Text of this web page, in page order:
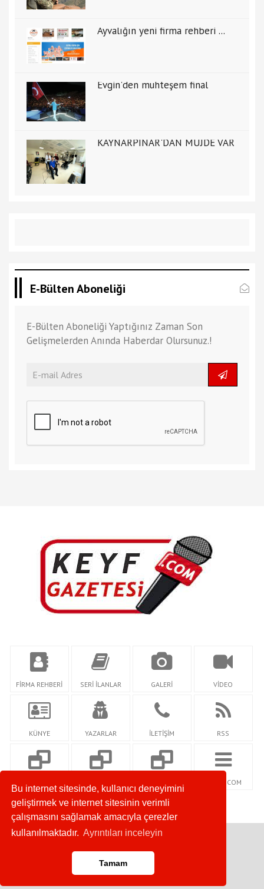
Bu internet sitesinde, kullanıcı deneyimini
geliştirmek ve internet sitesinin verimli
çalışmasını sağlamak amacıyla çerezler
kullanılmaktadır. Ayrıntıları inceleyin
Tamam
Ayvalığın yeni firma rehberi ...
Evgin'den muhteşem final
KAYNARPINAR'DAN MÜJDE VAR
E-Bülten Aboneliği
E-Bülten Aboneliği Yaptığınız Zaman Son
Gelişmelerden Anında Haberdar Olursunuz.!
FİRMA REHBERİ SERİ İLANLAR GALERİ VİDEO
KÜNYE YAZARLAR İLETİŞİM RSS
OM
NETİDİ.COM
Anasayfa
RSS